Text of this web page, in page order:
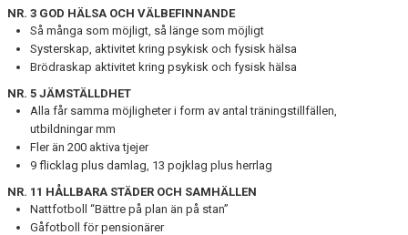
NR. 3 GOD HÄLSA OCH VÄLBEFINNANDE
Så många som möjligt, så länge som möjligt
Systerskap, aktivitet kring psykisk och fysisk hälsa
Brödraskap aktivitet kring psykisk och fysisk hälsa
NR. 5 JÄMSTÄLLDHET
Alla får samma möjligheter i form av antal träningstillfällen,
utbildningar mm
Fler än 200 aktiva tjejer
9 flicklag plus damlag, 13 pojklag plus herrlag
NR. 11 HÅLLBARA STÄDER OCH SAMHÄLLEN
Nattfotboll “Bättre på plan än på stan”
Gåfotboll för pensionärer